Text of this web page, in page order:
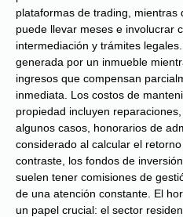
plataformas de trading,
puede llevar meses e involucrar
intermediación y trámites
generada por un inmueble
ingresos que compensan
inmediata. Los costos de
propiedad incluyen
algunos casos, honorarios de
considerado al calcular el
contraste, los fondos de
suelen tener comisiones de
de una atención constante. El
un papel crucial: el sector